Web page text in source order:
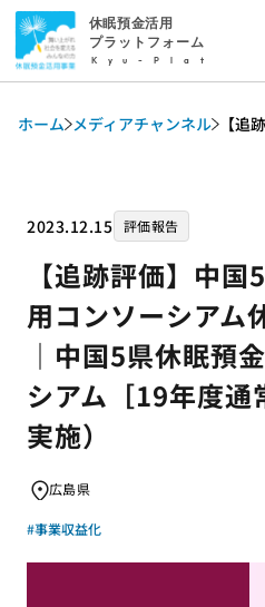
休眠預金活用
プラットフォーム
Kyu-Plat
ホーム メディアチャンネル 【追
2023.12.15 評価報告
【追跡評価】中
用コンソーシアム
｜中国5県休眠預
シアム［19年度通
実施）
広島県
#事業収益化